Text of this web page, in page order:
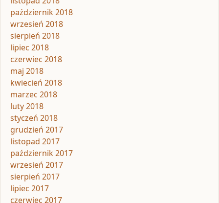
październik 2018
wrzesień 2018
sierpień 2018
lipiec 2018
czerwiec 2018
maj 2018
kwiecień 2018
marzec 2018
luty 2018
styczeń 2018
grudzień 2017
listopad 2017
październik 2017
wrzesień 2017
sierpień 2017
lipiec 2017
czerwiec 2017